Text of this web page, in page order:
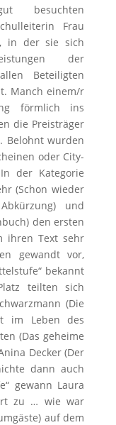
besuchten
Frau
in der sie sich
der
Beteiligten
Manch einem/r
förmlich ins
die Preisträger
Belohnt wurden
oder City-
der Kategorie
(Schon wieder
und
den ersten
ihren Text sehr
gewandt vor,
bekannt
teilten sich
(Die
im Leben des
(Das geheime
Decker (Der
dann auch
gewann Laura
zu … wie war
auf dem